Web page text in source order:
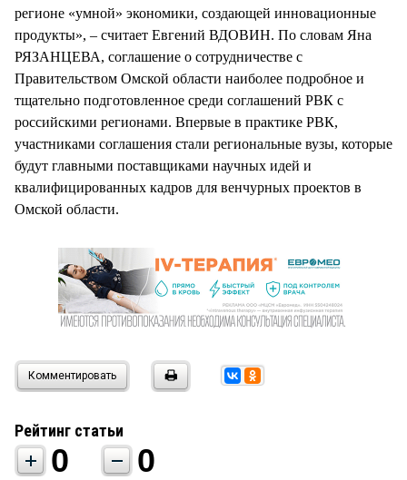
регионе «умной» экономики, создающей инновационные
продукты», – считает Евгений ВДОВИН. По словам Яна
РЯЗАНЦЕВА, соглашение о сотрудничестве с
Правительством Омской области наиболее подробное и
тщательно подготовленное среди соглашений РВК с
российскими регионами. Впервые в практике РВК,
участниками соглашения стали региональные вузы, которые
будут главными поставщиками научных идей и
квалифицированных кадров для венчурных проектов в
Омской области.
Комментировать
Рейтинг статьи
0 0